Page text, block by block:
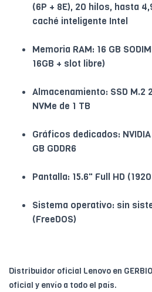
(6P + 8E), 20 hilos, hasta
caché inteligente Intel
Memoria RAM: 16 GB
16GB + slot libre)
Almacenamiento: SSD M.2
NVMe de 1 TB
Gráficos dedicados:
GB GDDR6
Pantalla: 15.6" Full HD
Sistema operativo: sin
(FreeDOS)
Distribuidor oficial Lenovo en
oficial y envío a todo el país.